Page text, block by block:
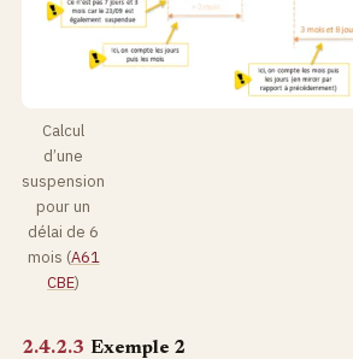
Calcul
d’une
suspension
pour un
délai de 6
mois (A61
CBE)
2.4.2.3 Exemple 2